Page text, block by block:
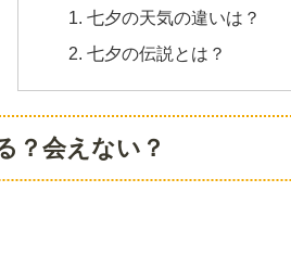
七夕の天気の違いは？
七夕の伝説とは？
？会えない？